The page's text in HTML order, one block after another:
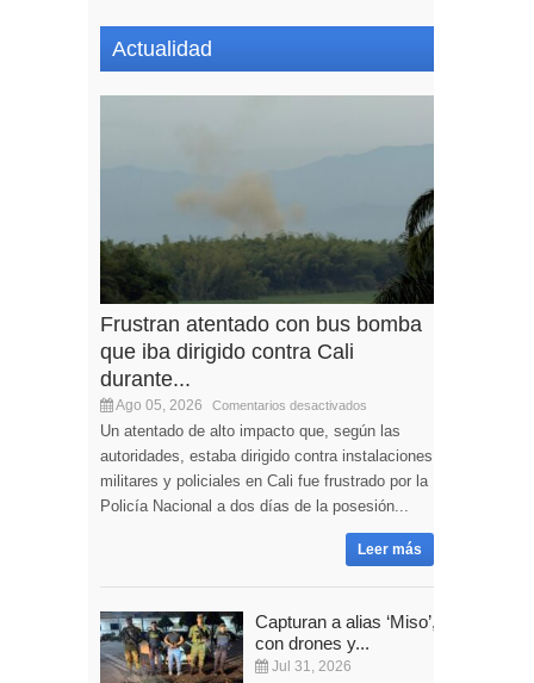
Actualidad
Frustran atentado con bus bomba
que iba dirigido contra Cali
durante...
Ago 05, 2026 Comentarios desactivados
Un atentado de alto impacto que, según las
autoridades, estaba dirigido contra instalaciones
militares y policiales en Cali fue frustrado por la
Policía Nacional a dos días de la posesión...
Leer más
Capturan a alias ‘Miso’,
con drones y...
Jul 31, 2026